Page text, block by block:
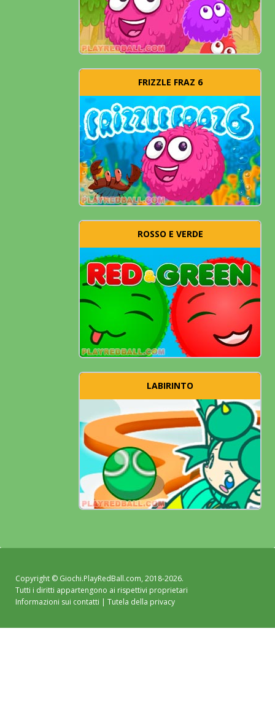
FRIZZLE FRAZ 6
ROSSO E VERDE
LABIRINTO
Copyright © Giochi.PlayRedBall.com, 2018-2026.
Tutti i diritti appartengono ai rispettivi proprietari
Informazioni sui contatti | Tutela della privacy